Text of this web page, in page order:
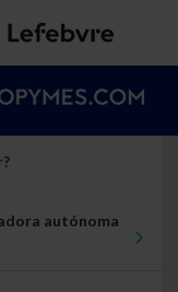
autónoma